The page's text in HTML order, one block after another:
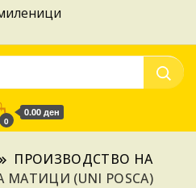
0
0.00 ден
ПРОИЗВОДСТВО НА
МАТИЦИ (UNI POSCA)